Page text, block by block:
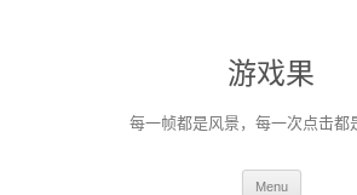
游戏果
每一帧都是风景，每一次点击都
Menu